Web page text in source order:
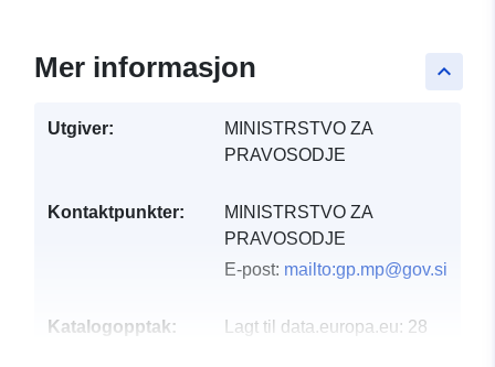
keyboard_arrow_up
Mer informasjon
Utgiver:
MINISTRSTVO ZA
PRAVOSODJE
Kontaktpunkter:
MINISTRSTVO ZA
PRAVOSODJE
E-post: mailto:gp.mp@gov.si
Katalogopptak: Lagt til data.europa.eu: 28